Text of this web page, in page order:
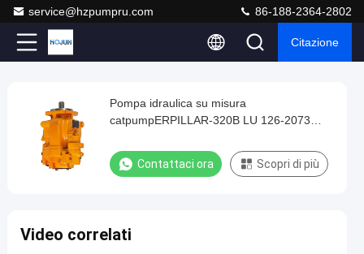
service@hzpumpru.com 86-188-2364-2802
Citazione
Play
Video
Pompa
idraulica
misura
LU
Pompa idraulica su misura
catpumpERPILLAR-320B LU 126-2073
Contattaci ora Scopri di più
Video correlati